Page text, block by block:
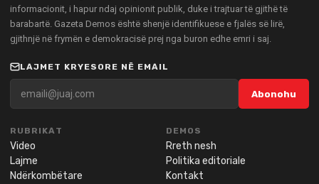
informacionit, i hapur ndaj opinionit publik, duke i trajtuar të gjithë të
barabartë. Gazeta Demos është shenjë identifikuese e fjalës së lirë,
gjithnjë në frymën e demokracisë prej nga buron edhe emri i saj.
LAJMET KRYESORE NË EMAIL
Abonohu
RUBRIKAT
Video
Lajme
Ndërkombëtare
DEMOS
Rreth nesh
Politika editoriale
Kontakt